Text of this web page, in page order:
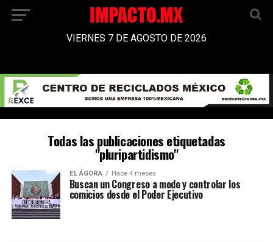
VIERNES 7 DE AGOSTO DE 2026
Todas las publicaciones etiquetadas
"pluripartidismo"
EL ÁGORA Hace 4 meses
Buscan un Congreso a modo y controlar los
comicios desde el Poder Ejecutivo